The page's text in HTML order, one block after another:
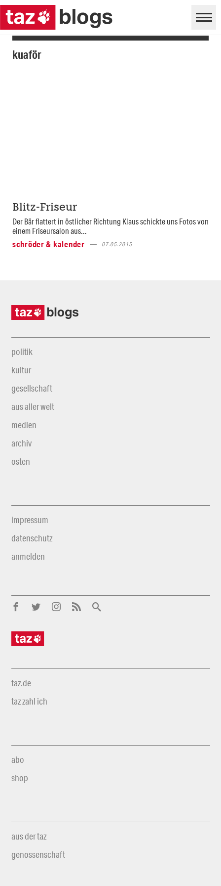
kuaför
Blitz-Friseur
Der Bär flattert in östlicher Richtung Klaus schickte uns Fotos von
einem Friseursalon aus...
schröder & kalender
07.05.2015
politik
kultur
gesellschaft
aus aller welt
medien
archiv
osten
impressum
datenschutz
anmelden
taz.de
taz zahl ich
abo
shop
aus der taz
genossenschaft